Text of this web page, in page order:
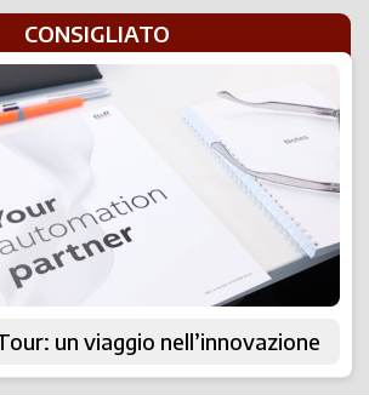
CONSIGLIATO
un viaggio nell’innovazione